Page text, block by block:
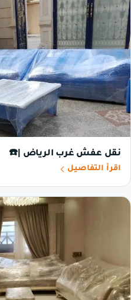
نقل عفش غرب الرياض |☎️
اقرأ التفاصيل